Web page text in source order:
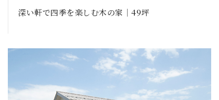
深い軒で四季を楽しむ木の家｜49坪